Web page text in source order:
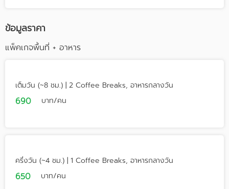
ข้อมูลราคา
แพ็คเกจพื้นที่ + อาหาร
เต็มวัน (~8 ชม.) | 2 Coffee Breaks, อาหารกลางวัน
690 บาท/คน
ครึ่งวัน (~4 ชม.) | 1 Coffee Breaks, อาหารกลางวัน
650 บาท/คน